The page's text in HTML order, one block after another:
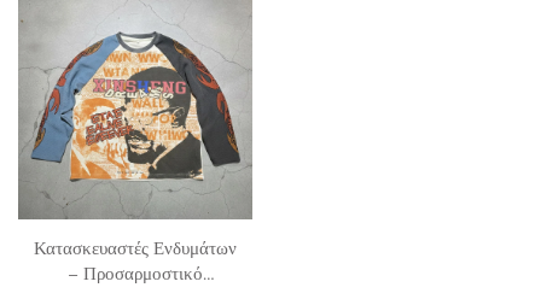
πολυεστέρα, vintage acid
wash, κουμπωτά plaid
τσεκ τουλούπι για άντρες
Κατασκευαστές Ενδυμάτων
– Προσαρμοστικό